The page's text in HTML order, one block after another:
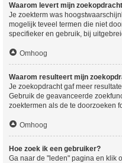
Waarom levert mijn
Je zoekterm was
mogelijk teveel termen die niet
specifieker en gebruik, bij
Omhoog
Waarom resulteert mijn
Je zoekopdracht gaf meer
Gebruik de geavanceerde
zoektermen als de te doorzoeken
Omhoog
Hoe zoek ik een gebruiker?
Ga naar de "leden" pagina en klik